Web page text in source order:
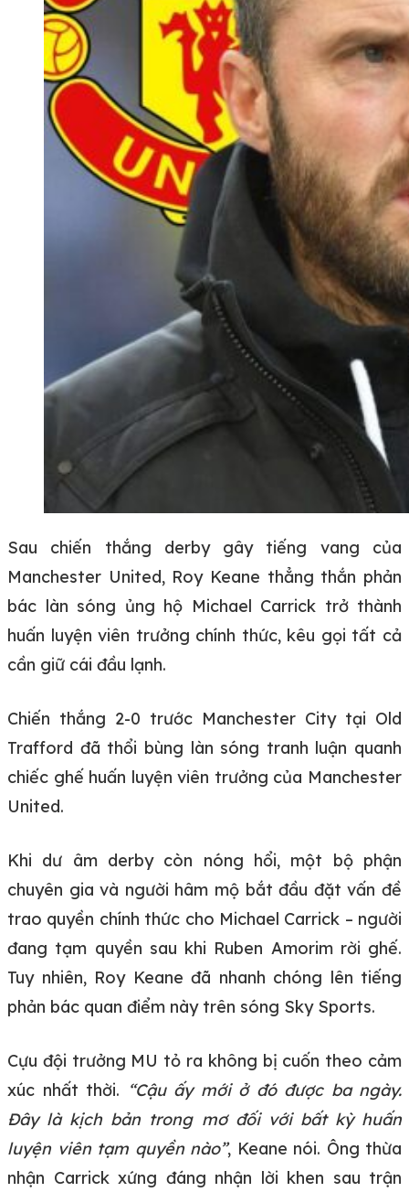
Sau chiến thắng derby gây tiếng vang của
Manchester United, Roy Keane thẳng thắn phản
bác làn sóng ủng hộ Michael Carrick trở thành
huấn luyện viên trưởng chính thức, kêu gọi tất cả
cần giữ cái đầu lạnh.
Chiến thắng 2-0 trước Manchester City tại Old
Trafford đã thổi bùng làn sóng tranh luận quanh
chiếc ghế huấn luyện viên trưởng của Manchester
United.
Khi dư âm derby còn nóng hổi, một bộ phận
chuyên gia và người hâm mộ bắt đầu đặt vấn đề
trao quyền chính thức cho Michael Carrick – người
đang tạm quyền sau khi Ruben Amorim rời ghế.
Tuy nhiên, Roy Keane đã nhanh chóng lên tiếng
phản bác quan điểm này trên sóng Sky Sports.
Cựu đội trưởng MU tỏ ra không bị cuốn theo cảm
xúc nhất thời. “Cậu ấy mới ở đó được ba ngày.
Đây là kịch bản trong mơ đối với bất kỳ huấn
luyện viên tạm quyền nào”, Keane nói. Ông thừa
nhận Carrick xứng đáng nhận lời khen sau trận